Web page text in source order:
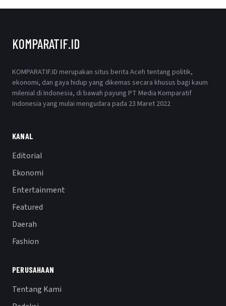
KOMPARATIF.ID
KOMPARATIF.ID merupakan situs berita Aceh tentang politik,
ekonomi, dan gaya hidup yang dikemas secara khusus bagi kaum
milenial di Indonesia, di bawah payung PT Media Komparatif
Indonesia yang mulai mengudara pada 23 Maret 2022
KANAL
Editorial
Ekonomi
Entertainment
Featured
Daerah
Fashion
PERUSAHAAN
Tentang Kami